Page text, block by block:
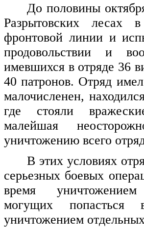
До половины
Разрытовских
фронтовой линии и
продовольствии и
имевшихся в отряде 36
40 патронов. Отряд
малочисленен,
где стояли
малейшая
уничтожению всего
В этих условиях
серьезных боевых
время уничтожением
могущих
уничтожением